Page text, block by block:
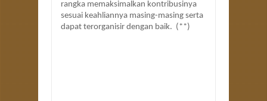
rangka memaksimalkan kontribusinya
sesuai keahliannya masing-masing serta
dapat terorganisir dengan baik. (**)